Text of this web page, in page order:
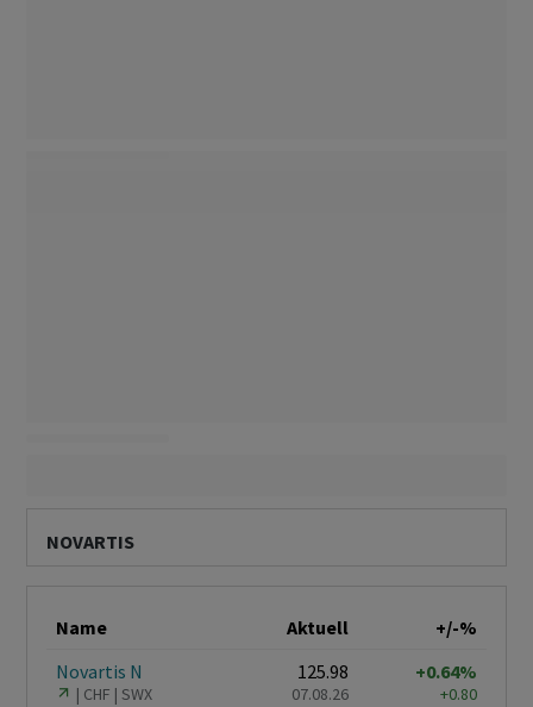
NOVARTIS
Name Aktuell
+/-%
Novartis N
CHF SWX
125.98
07.08.26
+0.64%
+0.80